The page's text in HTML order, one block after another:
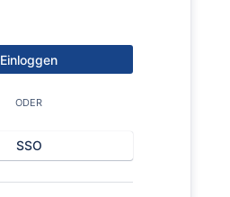
Einloggen
ODER
SSO